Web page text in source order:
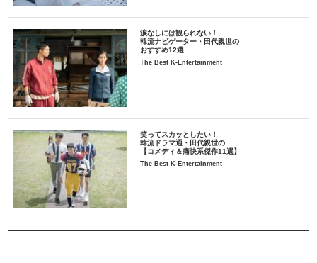
涙なしには観られない！
韓流ナビゲーター・田代親世の
おすすめ12選
The Best K-Entertainment
笑ってスカッとしたい！
韓流ドラマ通・田代親世の
【コメディ＆痛快系傑作11選】
The Best K-Entertainment